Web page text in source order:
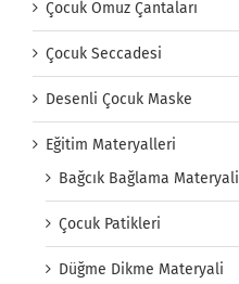
Çocuk Omuz Çantaları
Çocuk Seccadesi
Desenli Çocuk Maske
Eğitim Materyalleri
Bağcık Bağlama Materyali
Çocuk Patikleri
Düğme Dikme Materyali